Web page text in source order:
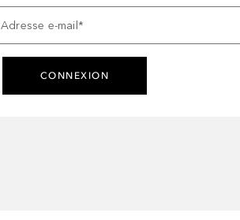
Adresse e-mail *
CONNEXION